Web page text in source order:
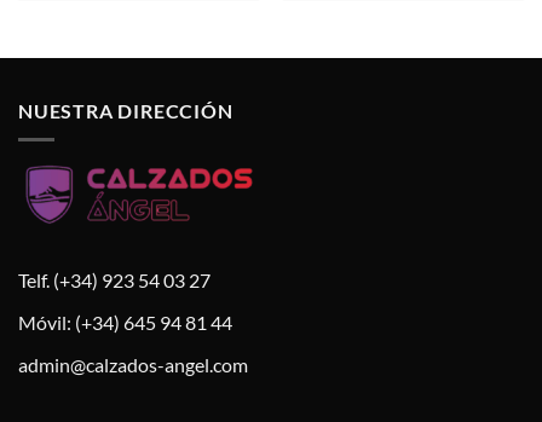
NUESTRA DIRECCIÓN
Telf. (+34) 923 54 03 27
Móvil: (+34) 645 94 81 44
admin@calzados-angel.com